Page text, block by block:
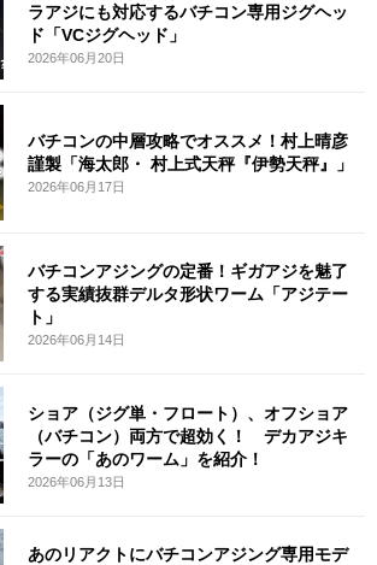
ラアジにも対応するバチコン専用ジグヘッ
ド「VCジグヘッド」
2026年06月20日
バチコンの中層攻略でオススメ！村上晴彦
謹製「海太郎・ 村上式天秤『伊勢天秤』」
2026年06月17日
バチコンアジングの定番！ギガアジを魅了
する実績抜群デルタ形状ワーム「アジテー
ト」
2026年06月14日
ショア（ジグ単・フロート）、オフショア
（バチコン）両方で超効く！ デカアジキ
ラーの「あのワーム」を紹介！
2026年06月13日
あのリアクトにバチコンアジング専用モデ